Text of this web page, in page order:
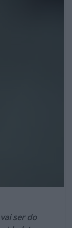
ser do